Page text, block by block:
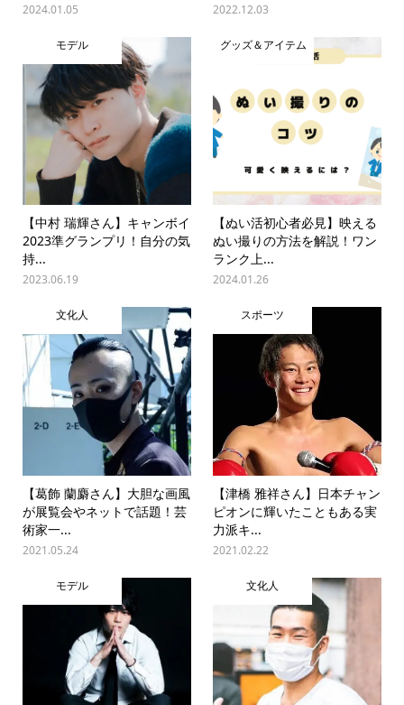
2024.01.05 2022.12.03
モデル
【中村 瑞輝さん】キャンボイ
2023準グランプリ！自分の気
持...
2023.06.19
グッズ＆アイテム
【ぬい活初心者必見】映える
ぬい撮りの方法を解説！ワン
ランク上...
2024.01.26
文化人
【葛飾 蘭麝さん】大胆な画風
が展覧会やネットで話題！芸
術家一...
2021.05.24
スポーツ
【津橋 雅祥さん】日本チャン
ピオンに輝いたこともある実
力派キ...
2021.02.22
モデル 文化人